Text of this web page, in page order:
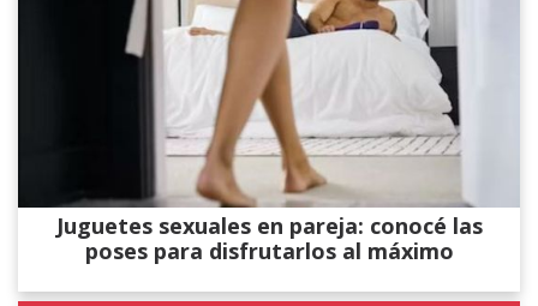
Juguetes sexuales en pareja: conocé las
poses para disfrutarlos al máximo